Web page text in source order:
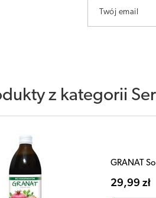
Twój email
z kategorii
Omega 3-6-
20,20 zł